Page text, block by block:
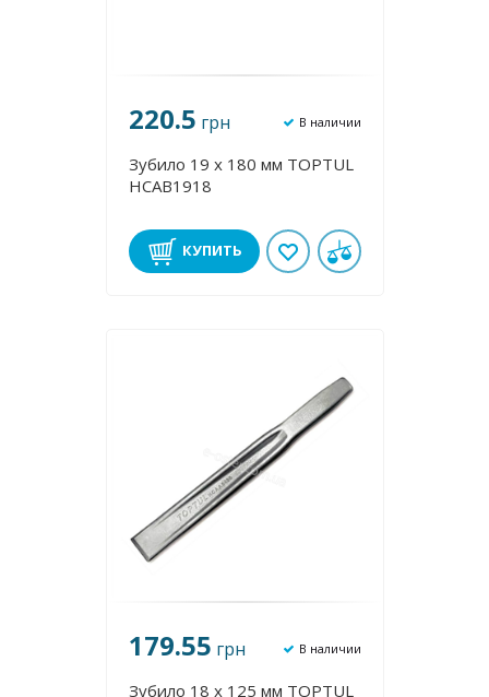
220.5 грн В наличии
Зубило 19 х 180 мм TOPTUL
HCAB1918
КУПИТЬ
179.55 грн В наличии
Зубило 18 х 125 мм TOPTUL